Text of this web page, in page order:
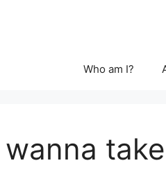
Who am I?
wanna